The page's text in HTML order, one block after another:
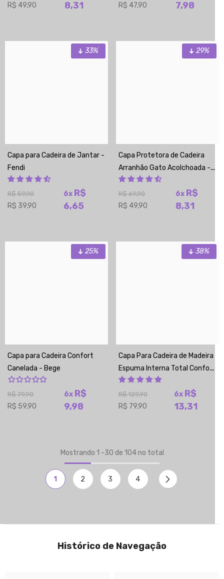
R$ 49,90 8,31 R$ 47,90 7,98
33%
Capa para Cadeira de Jantar -
Fendi
R$ 59,90
R$ 39,90
6x R$
6,65
29%
Capa Protetora de Cadeira
Arranhão Gato Acolchoada -
Avelã
R$ 69,90
R$ 49,90
6x R$
8,31
25%
Capa para Cadeira Confort
Canelada - Bege
R$ 79,90
R$ 59,90
6x R$
9,98
38%
Capa Para Cadeira de Madeira
Espuma Interna Total Confort
- Cinza Chumbo
R$ 129,90
R$ 79,90
6x R$
13,31
Mostrando 1 -30 de 104 no total
1 2 3 4
Histórico de Navegação